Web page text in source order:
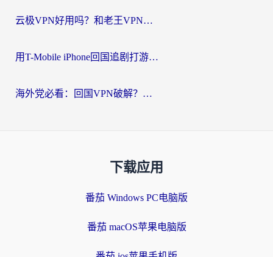
云极VPN好用吗？和老王VPN对比哪个回国效果更好？海外党必看的真实体验指南
用T-Mobile iPhone回国追剧打游戏，我差点把手机砸了
海外党必看：回国VPN破解？别踩坑！3步选对加速器无缝刷国内资源
下载应用
番茄 Windows PC电脑版
番茄 macOS苹果电脑版